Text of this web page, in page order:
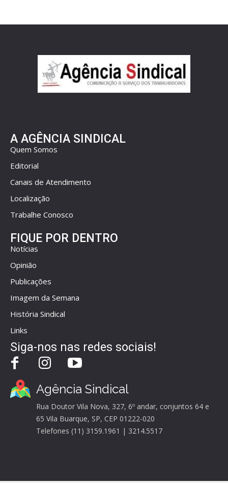
A AGÊNCIA SINDICAL
Quem Somos
Editorial
Canais de Atendimento
Localização
Trabalhe Conosco
FIQUE POR DENTRO
Notícias
Opinião
Publicações
Imagem da Semana
História Sindical
Links
Siga-nos nas redes sociais!
Agência Sindical
Rua Doutor Vila Nova, 327, 6º andar, conjuntos 64 e
65 Vila Buarque, SP, CEP 01222-020
Telefones (11) 3159.1961 | 3214.5517